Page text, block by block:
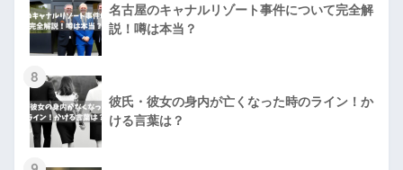
名古屋のキャナルリゾート事件について完全解
説！噂は本当？
8
彼氏・彼女の身内が亡くなった時のライン！か
ける言葉は？